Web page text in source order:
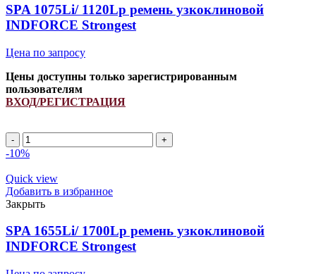
SPA 1075Li/ 1120Lp ремень узкоклиновой
INDFORCE Strongest
Цена по запросу
Цены доступны только зарегистрированным
пользователям
ВХОД/РЕГИСТРАЦИЯ
SPA
1075Li/
ремень
узкоклиновой
INDFORCE
Strongest
quantity
-10%
Quick view
Добавить в избранное
Закрыть
SPA 1655Li/ 1700Lp ремень узкоклиновой
INDFORCE Strongest